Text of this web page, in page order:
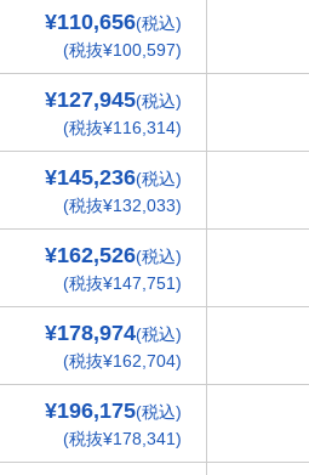
¥110,656(税込)
(税抜¥100,597)
¥127,945(税込)
(税抜¥116,314)
¥145,236(税込)
(税抜¥132,033)
¥162,526(税込)
(税抜¥147,751)
¥178,974(税込)
(税抜¥162,704)
¥196,175(税込)
(税抜¥178,341)